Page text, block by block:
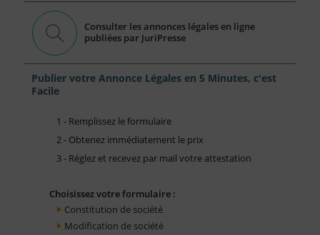
Consulter les annonces légales en ligne
publiées par JuriPresse
Publier votre Annonce Légales en 5 Minutes, c'est
Facile
1 - Remplissez le formulaire
2 - Obtenez immédiatement le prix
3 - Réglez et recevez par mail votre attestation
Choisissez votre formulaire :
Constitution de société
Modification de société